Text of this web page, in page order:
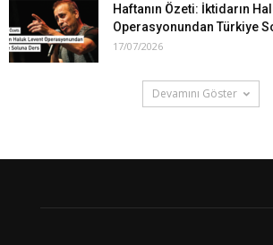
Haftanın Özeti: İktidarın
Operasyonundan Türkiye
17/07/2026
Devamını Göster